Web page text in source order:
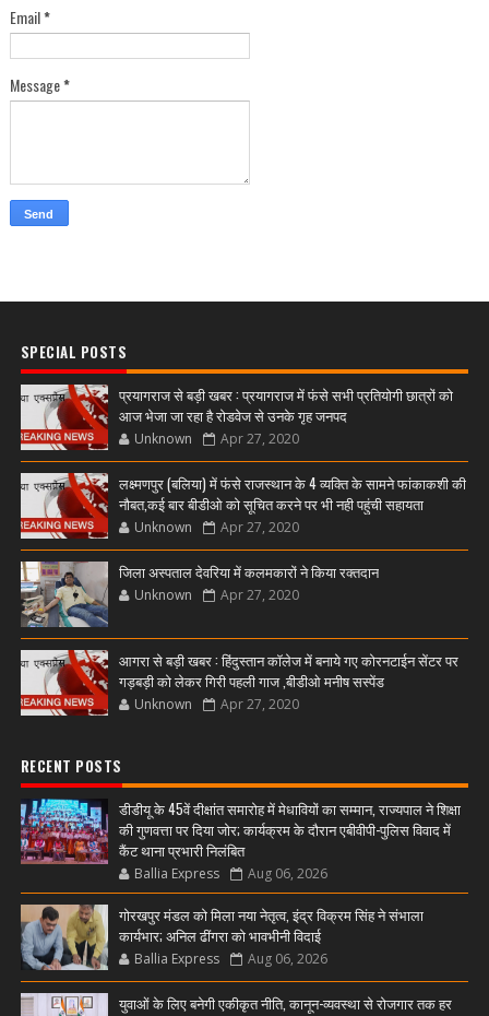
Email*
Message*
SPECIAL POSTS
प्रयागराज से बड़ी खबर : प्रयागराज में फंसे सभी प्रतियोगी छात्रों को
आज भेजा जा रहा है रोडवेज से उनके गृह जनपद
Unknown Apr 27, 2020
लक्ष्मणपुर (बलिया) में फंसे राजस्थान के 4 व्यक्ति के सामने फांकाकशी की
नौबत,कई बार बीडीओ को सूचित करने पर भी नही पहुंची सहायता
Unknown Apr 27, 2020
जिला अस्पताल देवरिया में कलमकारों ने किया रक्तदान
Unknown Apr 27, 2020
आगरा से बड़ी खबर : हिंदुस्तान कॉलेज में बनाये गए कोरनटाईन सेंटर पर
गड़बड़ी को लेकर गिरी पहली गाज ,बीडीओ मनीष सस्पेंड
Unknown Apr 27, 2020
RECENT POSTS
डीडीयू के 45वें दीक्षांत समारोह में मेधावियों का सम्मान, राज्यपाल ने शिक्षा
की गुणवत्ता पर दिया जोर; कार्यक्रम के दौरान एबीवीपी-पुलिस विवाद में
कैंट थाना प्रभारी निलंबित
Ballia Express Aug 06, 2026
गोरखपुर मंडल को मिला नया नेतृत्व, इंद्र विक्रम सिंह ने संभाला
कार्यभार; अनिल ढींगरा को भावभीनी विदाई
Ballia Express Aug 06, 2026
युवाओं के लिए बनेगी एकीकृत नीति, कानून-व्यवस्था से रोजगार तक हर